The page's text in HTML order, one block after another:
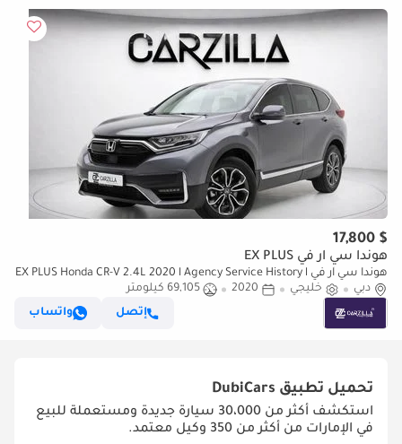
$ 17,800
هوندا سي آر في EX PLUS
هوندا سي آر في EX PLUS Honda CR-V 2.4L 2020 l Agency Service History l
AED 1,273 / Monthly
دبي خليجي 2020
69,105 كيلومتر
إتصل
واتساب
تحميل تطبيق DubiCars
استكشف أكثر من 30،000 سيارة جديدة ومستعملة للبيع
في الإمارات من أكثر من 350 وكيل معتمد.